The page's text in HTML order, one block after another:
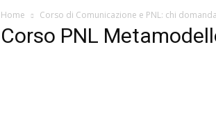
Home Corso di Comunicazione e PNL: chi
Corso PNL